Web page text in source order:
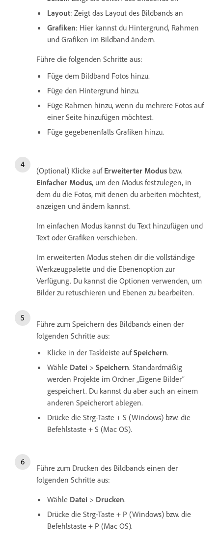
Layout: Zeigt das Layout des Bildbands an
Grafiken: Hier kannst du Hintergrund, Rahmen
und Grafiken im Bildband ändern.
Führe die folgenden Schritte aus:
Füge dem Bildband Fotos hinzu.
Füge den Hintergrund hinzu.
Füge Rahmen hinzu, wenn du mehrere Fotos auf
einer Seite hinzufügen möchtest.
Füge gegebenenfalls Grafiken hinzu.
(Optional) Klicke auf Erweiterter Modus bzw.
Einfacher Modus, um den Modus festzulegen, in
dem du die Fotos, mit denen du arbeiten möchtest,
anzeigen und ändern kannst.
Im einfachen Modus kannst du Text hinzufügen und
Text oder Grafiken verschieben.
Im erweiterten Modus stehen dir die vollständige
Werkzeugpalette und die Ebenenoption zur
Verfügung. Du kannst die Optionen verwenden, um
Bilder zu retuschieren und Ebenen zu bearbeiten.
Führe zum Speichern des Bildbands einen der
folgenden Schritte aus:
Klicke in der Taskleiste aufSpeichern.
Wähle Datei > Speichern. Standardmäßig
werden Projekte im Ordner „Eigene Bilder“
gespeichert. Du kannst du aber auch an einem
anderen Speicherort ablegen.
Drücke die Strg-Taste + S (Windows) bzw. die
Befehlstaste + S (Mac OS).
Führe zum Drucken des Bildbands einen der
folgenden Schritte aus:
Wähle Datei > Drucken.
Drücke die Strg-Taste + P (Windows) bzw. die
Befehlstaste + P (Mac OS).